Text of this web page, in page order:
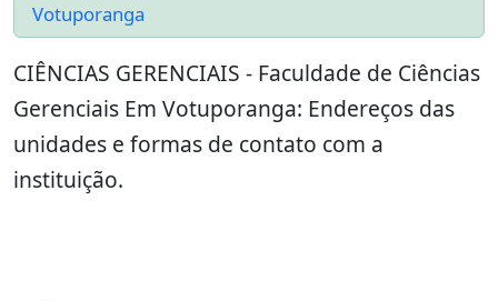
Votuporanga
CIÊNCIAS GERENCIAIS - Faculdade de Ciências
Gerenciais Em Votuporanga: Endereços das
unidades e formas de contato com a
instituição.